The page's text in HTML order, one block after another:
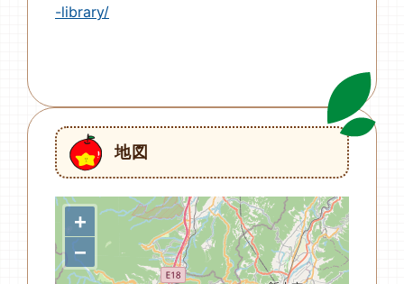
-library/
地図
+
−